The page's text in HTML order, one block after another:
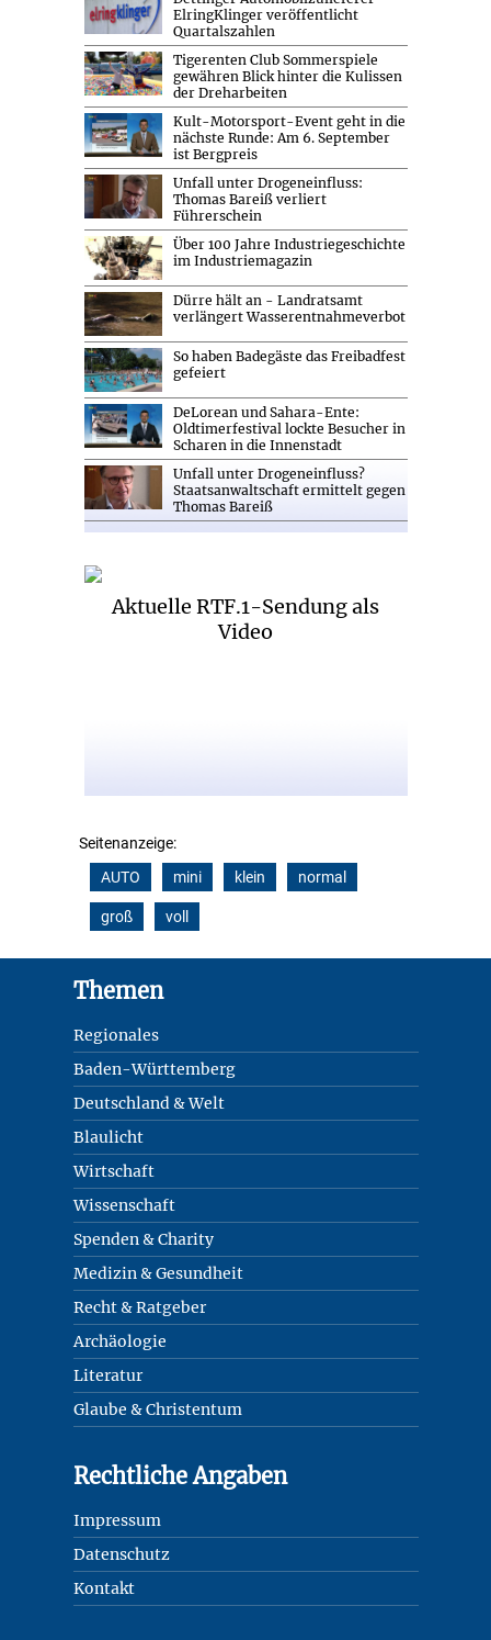
ElringKlinger veröffentlicht
Quartalszahlen
Tigerenten Club Sommerspiele
gewähren Blick hinter die Kulissen
der Dreharbeiten
Kult-Motorsport-Event geht in die
nächste Runde: Am 6. September
ist Bergpreis
Unfall unter Drogeneinfluss:
Thomas Bareiß verliert
Führerschein
Über 100 Jahre Industriegeschichte
im Industriemagazin
Dürre hält an - Landratsamt
verlängert Wasserentnahmeverbot
So haben Badegäste das Freibadfest
gefeiert
DeLorean und Sahara-Ente:
Oldtimerfestival lockte Besucher in
Scharen in die Innenstadt
Unfall unter Drogeneinfluss?
Staatsanwaltschaft ermittelt gegen
Thomas Bareiß
Aktuelle RTF.1-Sendung als
Video
Seitenanzeige:
AUTO
mini klein normal
groß voll
Themen
Regionales
Baden-Württemberg
Deutschland & Welt
Blaulicht
Wirtschaft
Wissenschaft
Spenden & Charity
Medizin & Gesundheit
Recht & Ratgeber
Archäologie
Literatur
Glaube & Christentum
Rechtliche Angaben
Impressum
Datenschutz
Kontakt